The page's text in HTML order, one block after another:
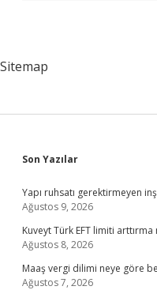
Sitemap
Sidebar
Son Yazılar
Yapı ruhsatı gerektirmeyen
Ağustos 9, 2026
Kuveyt Türk EFT limiti arttırma
Ağustos 8, 2026
Maaş vergi dilimi neye göre
Ağustos 7, 2026